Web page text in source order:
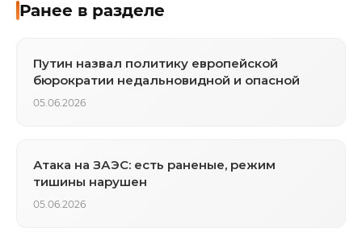
Ранее в разделе
Путин назвал политику европейской
бюрократии недальновидной и опасной
05.06.2026
Атака на ЗАЭС: есть раненые, режим
тишины нарушен
05.06.2026